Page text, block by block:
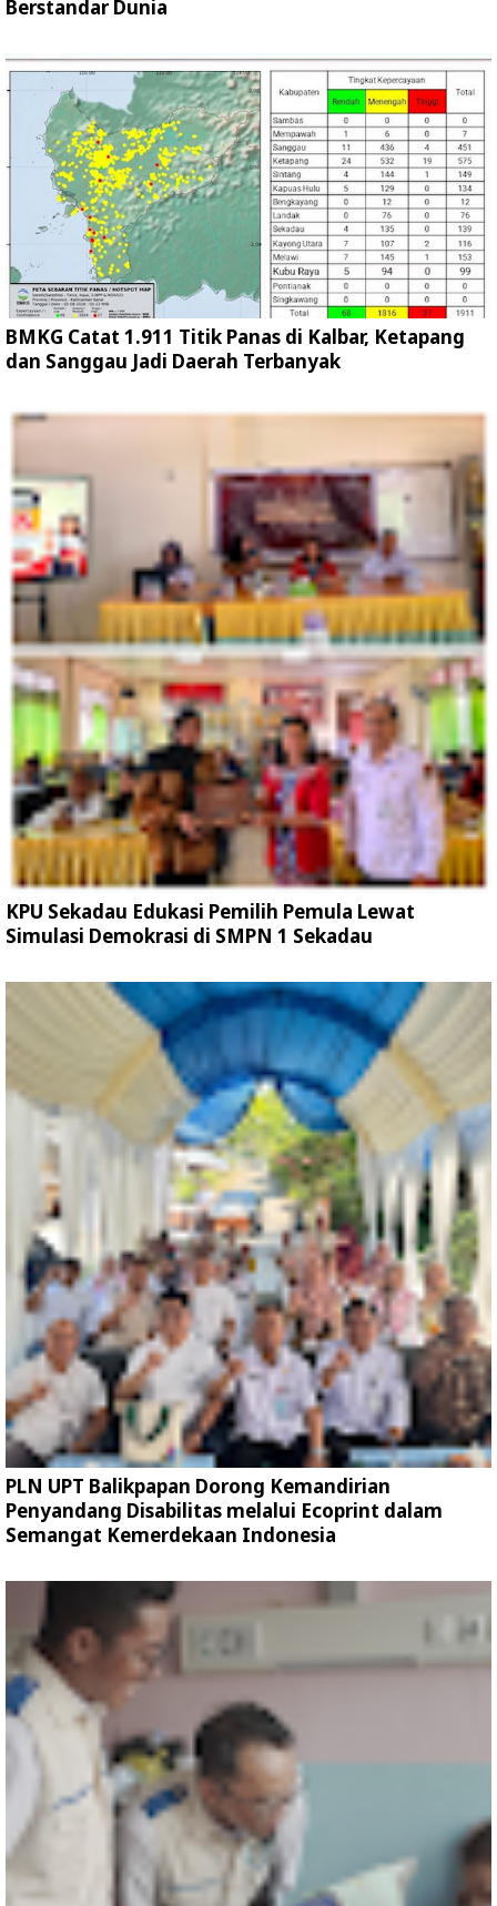
Berstandar Dunia
BMKG Catat 1.911 Titik Panas di Kalbar, Ketapang
dan Sanggau Jadi Daerah Terbanyak
KPU Sekadau Edukasi Pemilih Pemula Lewat
Simulasi Demokrasi di SMPN 1 Sekadau
PLN UPT Balikpapan Dorong Kemandirian
Penyandang Disabilitas melalui Ecoprint dalam
Semangat Kemerdekaan Indonesia